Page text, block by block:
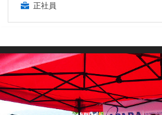
正社員